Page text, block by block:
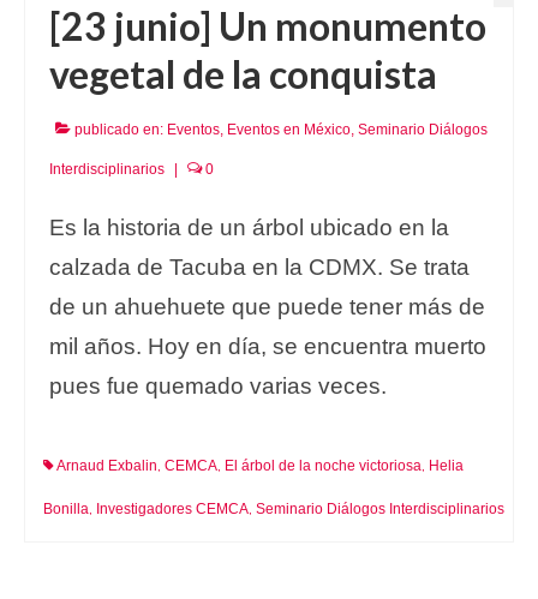
[23 junio] Un monumento
vegetal de la conquista
publicado en: Eventos, Eventos en México, Seminario Diálogos
Interdisciplinarios 0
Es la historia de un árbol ubicado en la
calzada de Tacuba en la CDMX. Se trata
de un ahuehuete que puede tener más de
mil años. Hoy en día, se encuentra muerto
pues fue quemado varias veces.
Arnaud Exbalin, CEMCA, El árbol de la noche victoriosa, Helia
Bonilla, Investigadores CEMCA, Seminario Diálogos Interdisciplinarios